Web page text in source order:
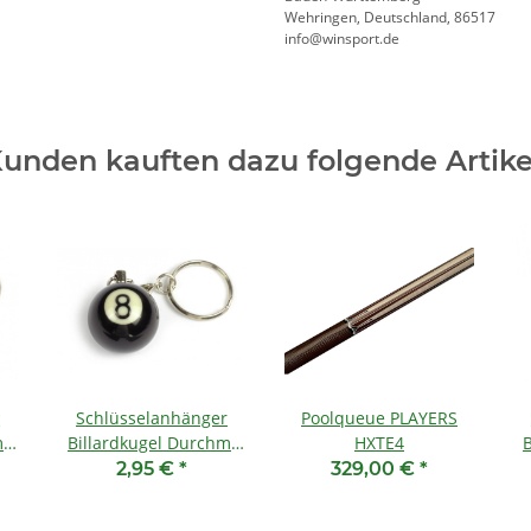
Wehringen, Deutschland, 86517
info@winsport.de
kauften dazu folgende
Schlüsselanhänger
Billardkugel Durchm.
25mm-Nr. 8
2,95 € *
Poolqueue PLAYERS
HXTE4
329,00 € *